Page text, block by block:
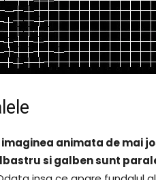
animata de mai
si galben sunt